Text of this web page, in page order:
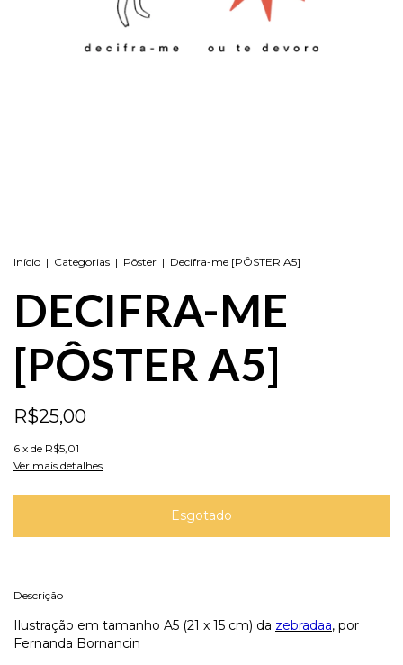
Início | Categorias | Pôster | Decifra-me [PÔSTER A5]
DECIFRA-ME
[PÔSTER A5]
R$25,00
6 x de R$5,01
Ver mais detalhes
Descrição
Ilustração em tamanho A5 (21 x 15 cm) da zebradaa, por
Fernanda Bornancin